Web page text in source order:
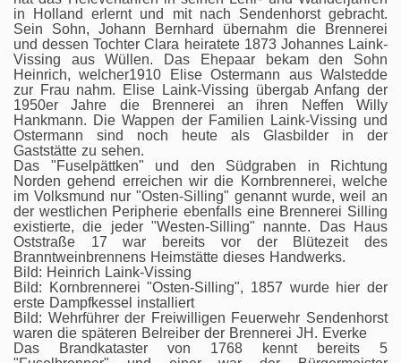
in Holland erlernt und mit nach Sendenhorst gebracht.
Sein Sohn, Johann Bernhard übernahm die Brennerei
und dessen Tochter Clara heiratete 1873 Johannes Laink-
Vissing aus Wüllen. Das Ehepaar bekam den Sohn
Heinrich, welcher1910 Elise Ostermann aus Walstedde
zur Frau nahm. Elise Laink-Vissing übergab Anfang der
1950er Jahre die Brennerei an ihren Neffen Willy
Hankmann. Die Wappen der Familien Laink-Vissing und
Ostermann sind noch heute als Glasbilder in der
Gaststätte zu sehen.
Das "Fuselpättken" und den Südgraben in Richtung
Norden gehend erreichen wir die Kornbrennerei, welche
im Volksmund nur "Osten-Silling" genannt wurde, weil an
der westlichen Peripherie ebenfalls eine Brennerei Silling
existierte, die jeder "Westen-Silling" nannte. Das Haus
Oststraße 17 war bereits vor der Blütezeit des
Branntweinbrennens Heimstätte dieses Handwerks.
Bild: Heinrich Laink-Vissing
Bild: Kornbrennerei "Osten-Silling", 1857 wurde hier der
erste Dampfkessel installiert
Bild: Wehrführer der Freiwilligen Feuerwehr Sendenhorst
waren die späteren Belreiber der Brennerei JH. Everke
Das Brandkataster von 1768 kennt bereits 5